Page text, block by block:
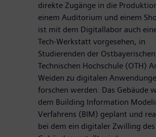
direkte Zugänge in die
einem Auditorium und einem
ist mit dem Digitallabor auch
Tech-Werkstatt vorgesehen, in
Studierenden der Ostbayerischen
Technischen Hochschule (OTH)
Weiden zu digitalen
forschen werden. Das Gebäude
dem Building Information
Verfahrens (BIM) geplant und
bei dem ein digitaler Zwilling des